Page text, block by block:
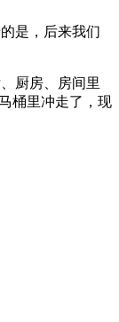
是，后来我们
厨房、房间里
桶里冲走了，现